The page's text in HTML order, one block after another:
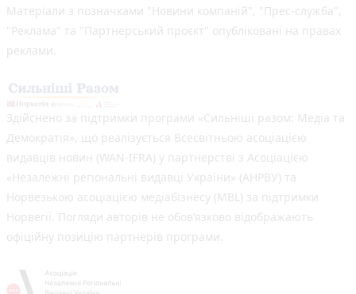
Матеріали з позначками "Новини компаній", "Прес-служба",
"Реклама" та "Партнерський проєкт" опубліковані на правах
реклами.
Здійснено за підтримки програми «Сильніші разом: Медіа та
Демократія», що реалізується Всесвітньою асоціацією
видавців новин (WAN-IFRA) у партнерстві з Асоціацією
«Незалежні регіональні видавці України» (АНРВУ) та
Норвезькою асоціацією медіабізнесу (MBL) за підтримки
Норвегії. Погляди авторів не обов’язково відображають
офіційну позицію партнерів програми.